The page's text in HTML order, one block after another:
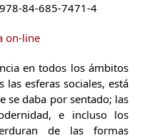
978-84-685-7471-4
on-line
en todos los ámbitos
esferas sociales, está
se daba por sentado; las
e incluso los
de las formas